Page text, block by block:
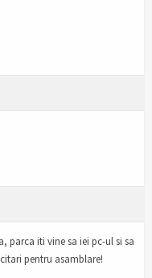
parca iti vine sa iei pc-ul si sa
pentru asamblare!